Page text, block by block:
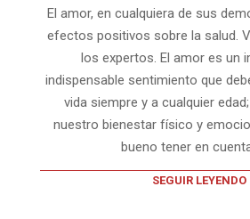
El amor, en cualquiera de sus
efectos positivos sobre la salud.
los expertos. El amor es un
indispensable sentimiento que
vida siempre y a cualquier
nuestro bienestar físico y
bueno tener en
SEGUIR LEYENDO